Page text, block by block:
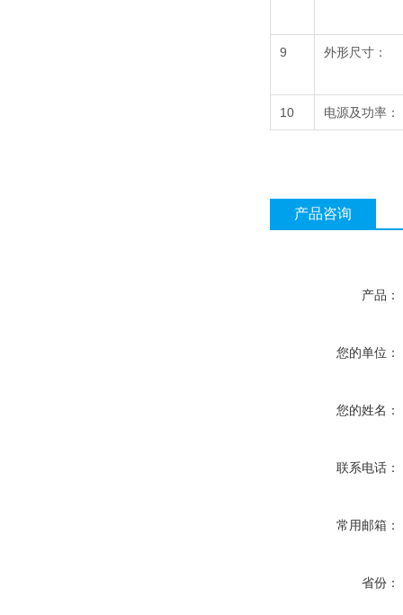
9 外形尺寸：
10 电源及功率：
产品咨询
产品：
您的单位：
您的姓名：
联系电话：
常用邮箱：
省份：